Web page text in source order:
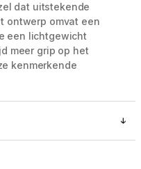
dat uitstekende
ontwerp omvat een
een lichtgewicht
meer grip op het
kenmerkende